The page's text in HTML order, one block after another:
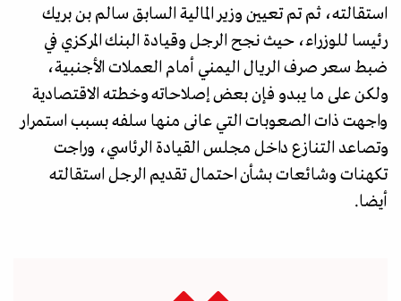
استقالته، ثم تم تعيين وزير المالية السابق سالم بن بريك
رئيسا للوزراء، حيث نجح الرجل وقيادة البنك المركزي في
ضبط سعر صرف الريال اليمني أمام العملات الأجنبية،
ولكن على ما يبدو فإن بعض إصلاحاته وخطته الاقتصادية
واجهت ذات الصعوبات التي عانى منها سلفه بسبب استمرار
وتصاعد التنازع داخل مجلس القيادة الرئاسي، وراجت
تكهنات وشائعات بشأن احتمال تقديم الرجل استقالته
أيضا.